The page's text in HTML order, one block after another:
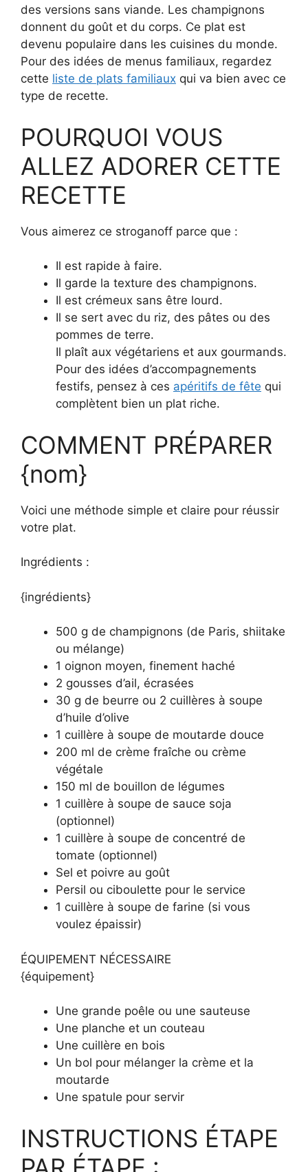
des versions sans viande. Les champignons
donnent du goût et du corps. Ce plat est
devenu populaire dans les cuisines du monde.
Pour des idées de menus familiaux, regardez
cette liste de plats familiaux qui va bien avec ce
type de recette.
POURQUOI VOUS
ALLEZ ADORER CETTE
RECETTE
Vous aimerez ce stroganoff parce que :
Il est rapide à faire.
Il garde la texture des champignons.
Il est crémeux sans être lourd.
Il se sert avec du riz, des pâtes ou des
pommes de terre.
Il plaît aux végétariens et aux gourmands.
Pour des idées d’accompagnements
festifs, pensez à ces apéritifs de fête qui
complètent bien un plat riche.
COMMENT PRÉPARER
{nom}
Voici une méthode simple et claire pour réussir
votre plat.
Ingrédients :
{ingrédients}
500 g de champignons (de Paris, shiitake
ou mélange)
1 oignon moyen, finement haché
2 gousses d’ail, écrasées
30 g de beurre ou 2 cuillères à soupe
d’huile d’olive
1 cuillère à soupe de moutarde douce
200 ml de crème fraîche ou crème
végétale
150 ml de bouillon de légumes
1 cuillère à soupe de sauce soja
(optionnel)
1 cuillère à soupe de concentré de
tomate (optionnel)
Sel et poivre au goût
Persil ou ciboulette pour le service
1 cuillère à soupe de farine (si vous
voulez épaissir)
ÉQUIPEMENT NÉCESSAIRE
{équipement}
Une grande poêle ou une sauteuse
Une planche et un couteau
Une cuillère en bois
Un bol pour mélanger la crème et la
moutarde
Une spatule pour servir
INSTRUCTIONS ÉTAPE